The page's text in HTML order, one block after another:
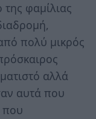
της φαμίλιας
πολύ μικρός
αλλά
αυτά που
που